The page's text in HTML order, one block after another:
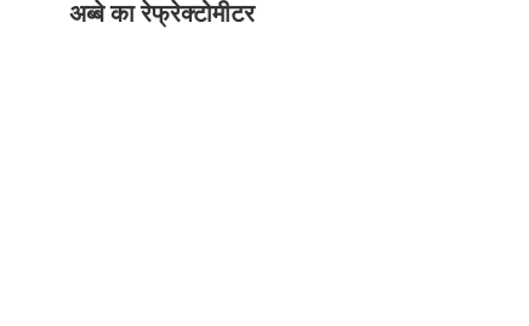
अब्बे का रेफ्रेक्टोमीटर